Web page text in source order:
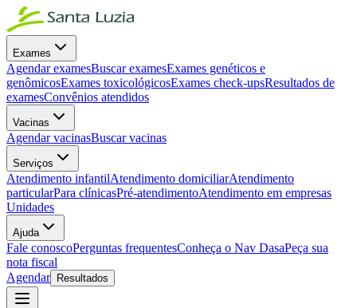
Exames
Agendar examesBuscar examesExames genéticos e
genômicosExames toxicológicosExames check-upsResultados de
examesConvênios atendidos
Vacinas
Agendar vacinasBuscar vacinas
Serviços
Atendimento infantilAtendimento domiciliarAtendimento
particularPara clínicasPré-atendimentoAtendimento em empresas
Unidades
Ajuda
Fale conoscoPerguntas frequentesConheça o Nav DasaPeça sua
nota fiscal
Agendar
Resultados